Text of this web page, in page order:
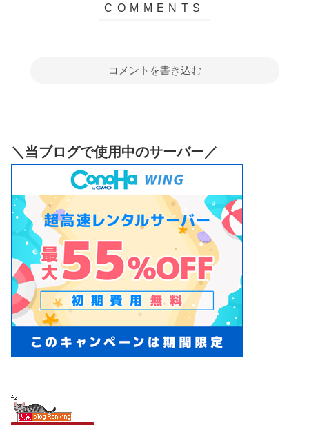
コメントを書き込む
＼当ブログで使用中のサーバー／